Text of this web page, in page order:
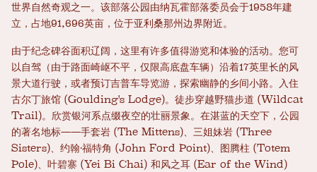
世界自然奇观之一。该部落公园由纳瓦霍部落委员会于1958年建
立，占地91,696英亩，位于亚利桑那州边界附近。
由于纪念碑谷面积辽阔，这里有许多值得游览和体验的活动。您可
以自驾（由于路面崎岖不平，仅限高底盘车辆）沿着17英里长的风
景大道行驶，或者预订吉普车导览游，探索幽静的乡间小路。入住
古尔丁旅馆 (Goulding's Lodge)。徒步穿越野猫步道 (Wildcat
Trail)。欣赏银河系点缀夜空的壮丽景象。在湛蓝的天空下，公园
的著名地标——手套岩 (The Mittens)、三姐妹岩 (Three
Sisters)、约翰·福特角 (John Ford Point)、图腾柱 (Totem
Pole)、叶碧寨 (Yei Bi Chai) 和风之耳 (Ear of the Wind)